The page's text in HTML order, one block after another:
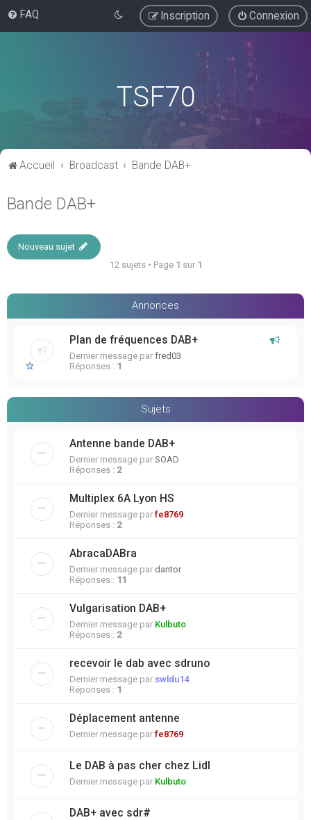
FAQ Connexion
Inscription
TSF70
Accueil Broadcast Bande DAB+
Bande DAB+
Nouveau sujet
12 sujets • Page 1 sur 1
Annonces
Plan de fréquences DAB+
Dernier message par fred03
Réponses : 1
Sujets
Antenne bande DAB+
Dernier message par SOAD
Réponses : 2
Multiplex 6A Lyon HS
Dernier message par fe8769
Réponses : 2
AbracaDABra
Dernier message par dantor
Réponses : 11
Vulgarisation DAB+
Dernier message par Kulbuto
Réponses : 2
recevoir le dab avec sdruno
Dernier message par swldu14
Réponses : 1
Déplacement antenne
Dernier message par fe8769
Le DAB à pas cher chez Lidl
Dernier message par Kulbuto
DAB+ avec sdr#